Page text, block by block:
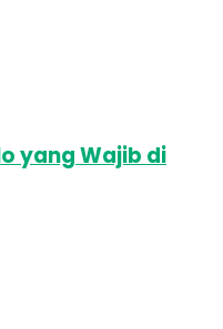
yang Wajib di